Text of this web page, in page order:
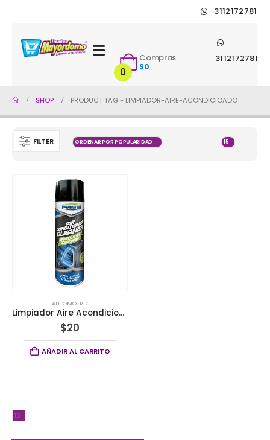
3112172781
3112172781
0
Compras
$0
SHOP PRODUCT TAG - LIMPIADOR-AIRE-ACONDICIOADO
FILTER
AUTOMOTRIZ
Limpiador Aire Acondicionado Rehoboth® por 500ml
$20
AÑADIR AL CARRITO